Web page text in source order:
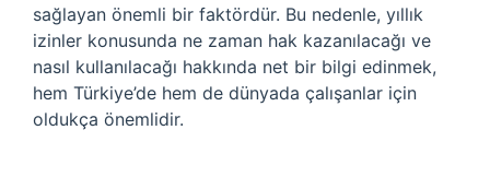
sağlayan önemli bir faktördür. Bu nedenle, yıllık
izinler konusunda ne zaman hak kazanılacağı ve
nasıl kullanılacağı hakkında net bir bilgi edinmek,
hem Türkiye’de hem de dünyada çalışanlar için
oldukça önemlidir.